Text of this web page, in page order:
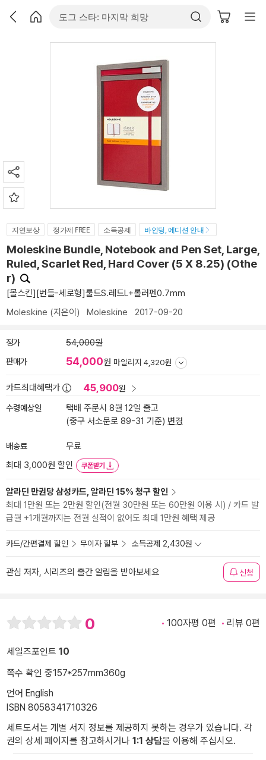
지연보상 정가제 FREE 소득공제 바인딩, 에디션 안내
Moleskine Bundle, Notebook and Pen Set, Large,
Ruled, Scarlet Red, Hard Cover (5 X 8.25) (Othe
r)
[몰스킨][번들-세로형]룰드S.레드L+롤러펜0.7mm
Moleskine (지은이) Moleskine 2017-09-20
정가 54,000원
판매가 54,000원 마일리지 4,320원
카드최대혜택가 45,900원
수령예상일
택배 주문시 8월 12일 출고
(중구 서소문로 89-31 기준) 변경
배송료
무료
최대 3,000원 할인
쿠폰받기
알라딘 만권당 삼성카드, 알라딘 15% 청구 할인
최대 1만원 또는 2만원 할인(전월 30만원 또는 60만원 이용 시) / 카드 발
급월 +1개월까지는 전월 실적이 없어도 최대 1만원 혜택 제공
카드/간편결제 할인 무이자 할부 소득공제 2,430원
관심 저자, 시리즈의 출간 알림을 받아보세요 신청
0 100자평 0편 리뷰 0편
세일즈포인트 10
쪽수 확인 중157*257mm360g
언어 English
ISBN 8058341710326
세트도서는 개별 서지 정보를 제공하지 못하는 경우가 있습니다. 각
권의 상세 페이지를 참고하시거나 1:1 상담을 이용해 주십시오.